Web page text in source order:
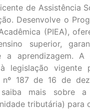
de Assistência
Desenvolve o
(PIEA),
superior,
a aprendizagem. A
à legislação
nº 187 de 16 de
mais sobre a
tributária) para